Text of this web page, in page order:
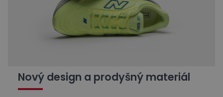
Nový design a prodyšný materiál